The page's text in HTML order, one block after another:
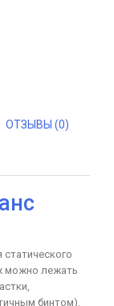
ОТЗЫВЫ (0)
можно лежать
бинтом).